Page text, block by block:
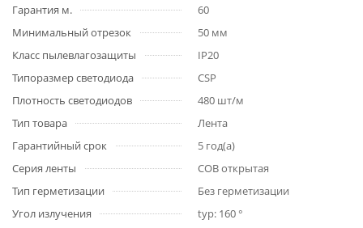
Гарантия м.
60
Минимальный отрезок
50 мм
Класс пылевлагозащиты
IP20
Типоразмер светодиода
CSP
Плотность светодиодов
480 шт/м
Тип товара
Лента
Гарантийный срок
5 год(а)
Серия ленты
COB открытая
Тип герметизации
Без герметизации
Угол излучения
typ: 160 °